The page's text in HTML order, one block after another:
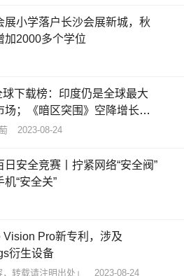
展小学落户长沙会展新城，秋
加2000多个学位
球下载榜：印度仍是全球最大
场；《暗区突围》空降增长榜
2023-08-24
日安全竞赛丨拧紧网络“安全阀”
机“安全关”
Vision Pro新专利，涉及
衍生设备
转载请注明出处」 2023-08-24